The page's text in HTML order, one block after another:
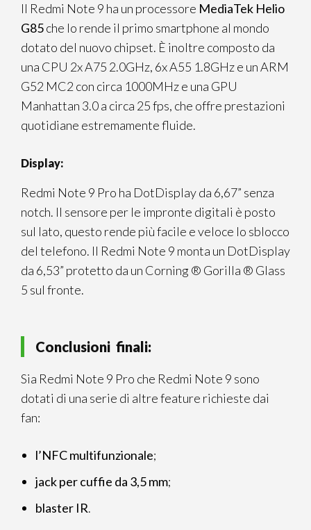
Il Redmi Note 9 ha un processore MediaTek Helio
G85che lo rende il primo smartphone al mondo
dotato del nuovo chipset. È inoltre composto da
una CPU 2x A75 2.0GHz, 6x A55 1.8GHz e un ARM
G52 MC2 con circa 1000MHz e una GPU
Manhattan 3.0 a circa 25 fps, che offre prestazioni
quotidiane estremamente fluide.
Display:
Redmi Note 9 Pro ha DotDisplay da 6,67” senza
notch. Il sensore per le impronte digitali è posto
sul lato, questo rende più facile e veloce lo sblocco
del telefono. Il Redmi Note 9 monta un DotDisplay
da 6,53” protetto da un Corning ® Gorilla ® Glass
5 sul fronte.
Conclusioni finali:
Sia Redmi Note 9 Pro che Redmi Note 9 sono
dotati di una serie di altre feature richieste dai
fan:
l’NFC multifunzionale;
jack per cuffie da 3,5 mm;
blaster IR.